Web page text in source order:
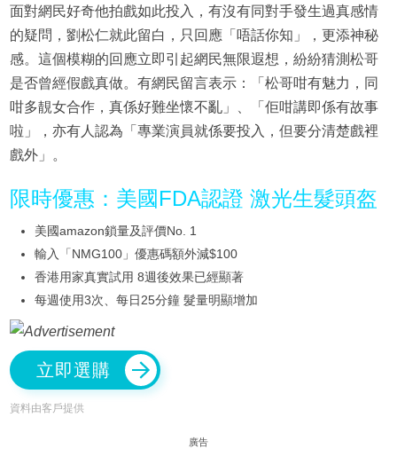
面對網民好奇他拍戲如此投入，有沒有同對手發生過真感情
的疑問，劉松仁就此留白，只回應「唔話你知」，更添神秘
感。這個模糊的回應立即引起網民無限遐想，紛紛猜測松哥
是否曾經假戲真做。有網民留言表示：「松哥咁有魅力，同
咁多靚女合作，真係好難坐懷不亂」、「佢咁講即係有故事
啦」，亦有人認為「專業演員就係要投入，但要分清楚戲裡
戲外」。
限時優惠：美國FDA認證 激光生髮頭盔
美國amazon鎖量及評價No. 1
輸入「NMG100」優惠碼額外減$100
香港用家真實試用 8週後效果已經顯著
每週使用3次、每日25分鐘 髮量明顯增加
立即選購
資料由客戶提供
廣告